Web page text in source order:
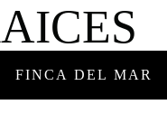
FINCA DEL MAR